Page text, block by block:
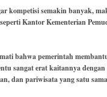
kompetisi semakin banyak,
Kantor Kementerian
bahwa pemerintah
sangat erat kaitannya
dan pariwisata yang satu